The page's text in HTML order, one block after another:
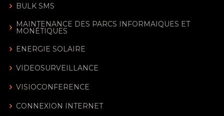
BULK SMS
MAINTENANCE DES PARCS INFORMAIQUES ET
MONÉTIQUES
ENERGIE SOLAIRE
VIDEOSURVEILLANCE
VISIOCONFERENCE
CONNEXION INTERNET